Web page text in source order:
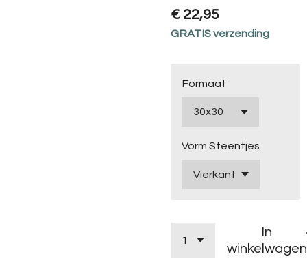
€ 22,95
GRATIS verzending
Formaat
Vorm Steentjes
In
winkelwagen